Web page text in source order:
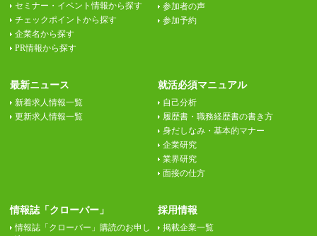
セミナー・イベント情報から探す
チェックポイントから探す
企業名から探す
PR情報から探す
参加者の声
参加予約
最新ニュース
新着求人情報一覧
更新求人情報一覧
就活必須マニュアル
自己分析
履歴書・職務経歴書の書き方
身だしなみ・基本的マナー
企業研究
業界研究
面接の仕方
情報誌「クローバー」
情報誌「クローバー」購読のお申し
採用情報
掲載企業一覧